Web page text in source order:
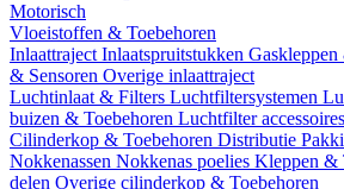
Motorisch
Vloeistoffen & Toebehoren
Inlaattraject Inlaatspruitstukken
& Sensoren Overige inlaattraject
Luchtinlaat & Filters Luchtfiltersystemen
buizen & Toebehoren Luchtfilter accessoires
Cilinderkop & Toebehoren Distributie
Nokkenassen Nokkenas poelies Kleppen &
delen Overige cilinderkop & Toebehoren